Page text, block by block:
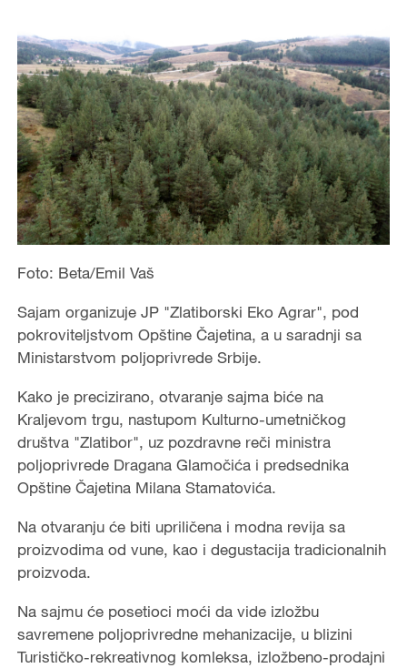
Foto: Beta/Emil Vaš
Sajam organizuje JP "Zlatiborski Eko Agrar", pod
pokroviteljstvom Opštine Čajetina, a u saradnji sa
Ministarstvom poljoprivrede Srbije.
Kako je precizirano, otvaranje sajma biće na
Kraljevom trgu, nastupom Kulturno-umetničkog
društva "Zlatibor", uz pozdravne reči ministra
poljoprivrede Dragana Glamočića i predsednika
Opštine Čajetina Milana Stamatovića.
Na otvaranju će biti upriličena i modna revija sa
proizvodima od vune, kao i degustacija tradicionalnih
proizvoda.
Na sajmu će posetioci moći da vide izložbu
savremene poljoprivredne mehanizacije, u blizini
Turističko-rekreativnog komleksa, izložbeno-prodajni